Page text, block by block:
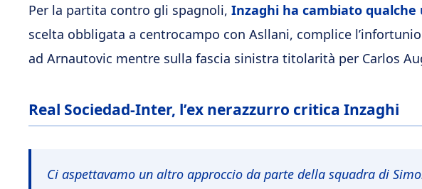
Per la partita contro gli spagnoli, Inzaghi ha cambiato qualche
scelta obbligata a centrocampo con Asllani, complice
ad Arnautovic mentre sulla fascia sinistra titolarità per Carlos
Real Sociedad-Inter, l’ex nerazzurro critica Inzaghi
Ci aspettavamo un altro approccio da parte della squadra di